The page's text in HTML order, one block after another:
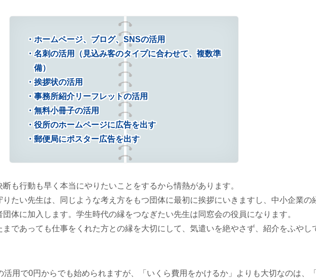
ホームページ、ブログ、SNSの活用
名刺の活用（見込み客のタイプに合わせて、複数準
備）
挨拶状の活用
事務所紹介リーフレットの活用
無料小冊子の活用
役所のホームページに広告を出す
郵便局にポスター広告を出す
も行動も早く本当にやりたいことをするから情熱があります。
たい先生は、同じような考え方をもつ団体に最初に挨拶にいきますし、中小企業の
体に加入します。学生時代の縁をつなぎたい先生は同窓会の役員になります。
であっても仕事をくれた方との縁を大切にして、気遣いを絶やさず、紹介をふやし
活用で0円からでも始められますが、「いくら費用をかけるか」よりも大切なのは、